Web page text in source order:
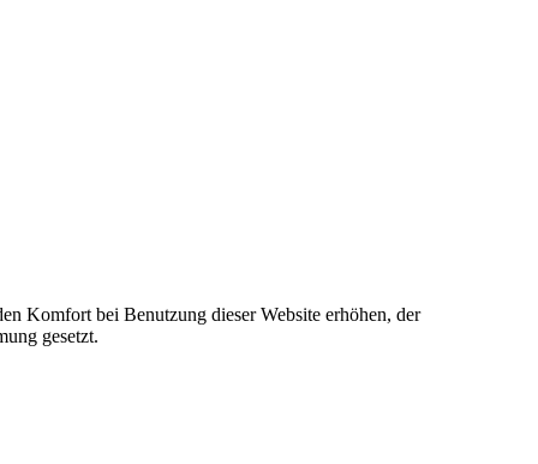
Komfort bei Benutzung dieser Website erhöhen, der
gesetzt.